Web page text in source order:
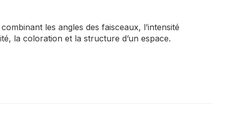
les angles des faisceaux, l’intensité
la coloration et la structure d’un espace.